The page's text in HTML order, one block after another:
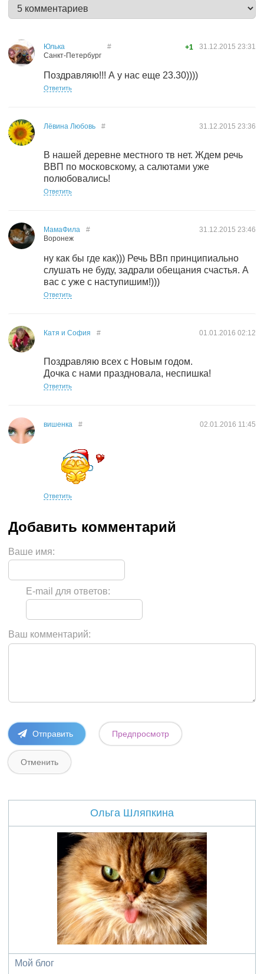
Юлька
Санкт-Петербург
31.12.2015 23:31
# +1
Поздравляю!!! А у нас еще 23.30))))
Ответить
Лёвина Любовь 31.12.2015 23:36
#
В нашей деревне местного тв нет. Ждем речь
ВВП по московскому, а салютами уже
полюбовались!
Ответить
МамаФила
Воронеж
31.12.2015 23:46
#
ну как бы где как))) Речь ВВп принципиально
слушать не буду, задрали обещания счастья. А
вас с уже с наступишим!)))
Ответить
Катя и София 01.01.2016 02:12
#
Поздравляю всех с Новым годом.
Дочка с нами праздновала, неспишка!
Ответить
вишенка 02.01.2016 11:45
#
Ответить
Ваше имя:
E-mail для ответов:
Ваш комментарий:
Ольга Шляпкина
Мой блог